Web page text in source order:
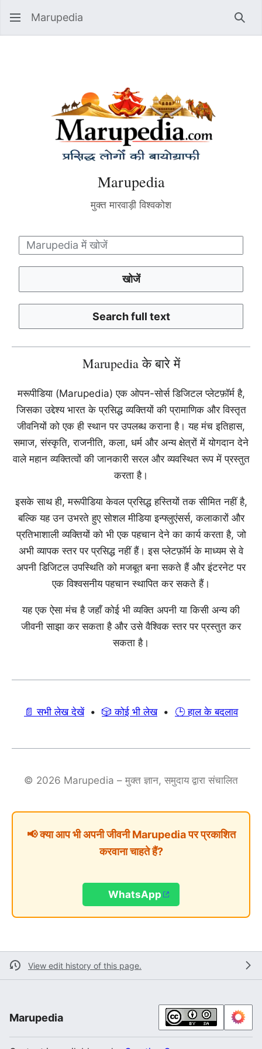
Marupedia
Marupedia
मुक्त मारवाड़ी विश्वकोश
Marupedia के बारे में
मरूपीडिया (Marupedia) एक ओपन-सोर्स डिजिटल प्लेटफ़ॉर्म है,
जिसका उद्देश्य भारत के प्रसिद्ध व्यक्तियों की प्रामाणिक और विस्तृत
जीवनियों को एक ही स्थान पर उपलब्ध कराना है। यह मंच इतिहास,
समाज, संस्कृति, राजनीति, कला, धर्म और अन्य क्षेत्रों में योगदान देने
वाले महान व्यक्तित्वों की जानकारी सरल और व्यवस्थित रूप में प्रस्तुत
करता है।
इसके साथ ही, मरूपीडिया केवल प्रसिद्ध हस्तियों तक सीमित नहीं है,
बल्कि यह उन उभरते हुए सोशल मीडिया इन्फ्लुएंसर्स, कलाकारों और
प्रतिभाशाली व्यक्तियों को भी एक पहचान देने का कार्य करता है, जो
अभी व्यापक स्तर पर प्रसिद्ध नहीं हैं। इस प्लेटफ़ॉर्म के माध्यम से वे
अपनी डिजिटल उपस्थिति को मजबूत बना सकते हैं और इंटरनेट पर
एक विश्वसनीय पहचान स्थापित कर सकते हैं।
यह एक ऐसा मंच है जहाँ कोई भी व्यक्ति अपनी या किसी अन्य की
जीवनी साझा कर सकता है और उसे वैश्विक स्तर पर प्रस्तुत कर
सकता है।
📄 सभी लेख देखें• 🎲 कोई भी लेख• 🕒 हाल के बदलाव
© 2026 Marupedia – मुक्त ज्ञान, समुदाय द्वारा संचालित
📢 क्या आप भी अपनी जीवनी Marupedia पर प्रकाशित
करवाना चाहते हैं?
WhatsApp
View edit history of this page.
Marupedia